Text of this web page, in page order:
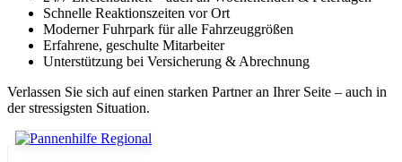
Schnelle Reaktionszeiten vor Ort
Moderner Fuhrpark für alle Fahrzeuggrößen
Erfahrene, geschulte Mitarbeiter
Unterstützung bei Versicherung & Abrechnung
Verlassen Sie sich auf einen starken Partner an Ihrer Seite – auch in
der stressigsten Situation.